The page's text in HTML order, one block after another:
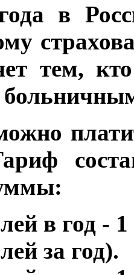
в
тем,
в год -
за год).